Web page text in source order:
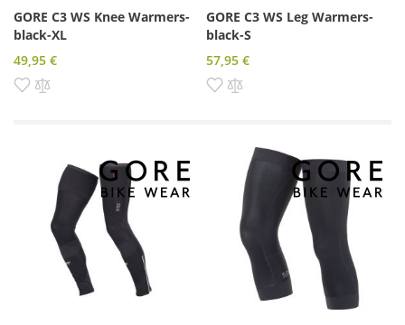
GORE C3 WS Knee Warmers-
black-XL
49,95 €
Pridať do zoznamu prianí
GORE C3 WS Leg Warmers-
black-S
57,95 €
Pridať do zoznamu prianí